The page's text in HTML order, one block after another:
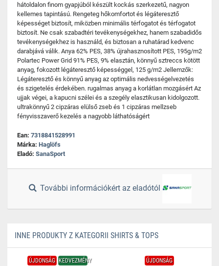
hátoldalon finom gyapjúból készült kockás szerkezetű, nagyon
kellemes tapintású. Rengeteg hőkomfortot és légáteresztő
képességet biztosít, miközben minimális térfogatot és térfogatot
biztosít. Ne csak szabadtéri tevékenységekhez, hanem szabadidős
tevékenységekhez is használd, és biztosan a ruhatárad kedvenc
darabjává válik. Anya 62% PES, 38% újrahasznosított PES, 195g/m2
Polartec Power Grid 91% PES, 9% elasztán, könnyű sztreccs kötött
anyag, fokozott légáteresztő képességgel, 125 g/m2 Jellemzők:
Légáteresztő és könnyű anyag az optimális nedvességelvezetés
és szigetelés érdekében. rugalmas anyag a korlátlan mozgásért Az
ujjak végei, a kapucni szélei és a szegély elasztikusan kidolgozott.
ultrakönnyű 2 cipzáras elülső zseb és 1 cipzáras mellzseb
fényvisszaverő kezelés a nagyobb láthatóságért
Ean: 7318841528991
Márka: Haglöfs
Eladó: SanaSport
További információkért az eladótól
INNE PRODUKTY Z KATEGORII SHIRTS & TOPS
ÚJDONSÁG KEDVEZMÉNY ÚJDONSÁG